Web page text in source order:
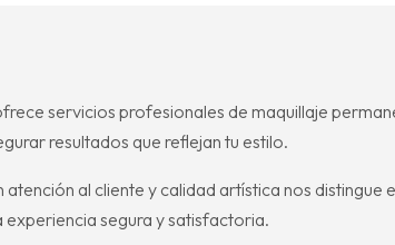
servicios profesionales de maquillaje
resultados que reflejan tu estilo.
al cliente y calidad artística nos distingue
segura y satisfactoria.